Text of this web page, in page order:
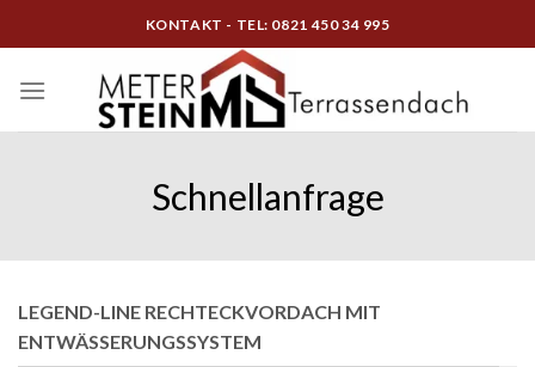
to
KONTAKT - TEL: 0821 450 34 995
Schnellanfrage
LEGEND-LINE RECHTECKVORDACH MIT
ENTWÄSSERUNGSSYSTEM